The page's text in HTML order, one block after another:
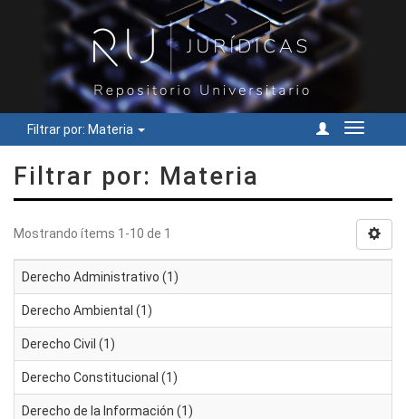
Filtrar por: Materia
Cambiar
Filtrar por: Materia
Mostrando ítems 1-10 de 1
Derecho Administrativo (1)
Derecho Ambiental (1)
Derecho Civil (1)
Derecho Constitucional (1)
Derecho de la Información (1)